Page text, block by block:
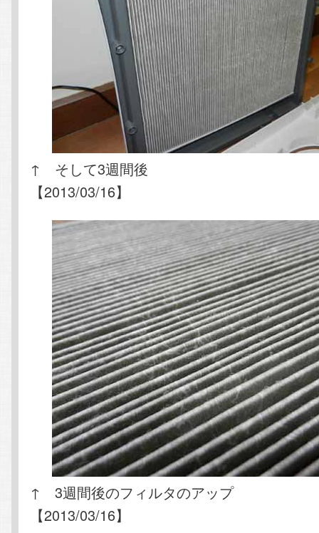
↑ そして3週間後
【2013/03/16】
↑ 3週間後のフィルタのアップ
【2013/03/16】